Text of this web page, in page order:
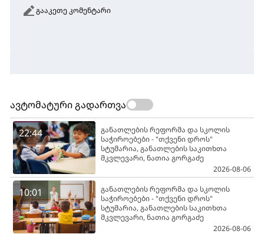
გააკეთე კომენტარი
ავტომატური გადართვა
22:44
განათლების რეფორმა და სკოლის
საჭიროებები - "თქვენი დროს"
სტუმარია, განათლების საკითხთა
მკვლევარი, ნათია გორგაძე
2026-08-06
10:01
განათლების რეფორმა და სკოლის
საჭიროებები - "თქვენი დროს"
სტუმარია, განათლების საკითხთა
მკვლევარი, ნათია გორგაძე
2026-08-06